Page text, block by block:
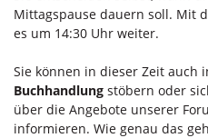
Mittagspause dauern soll. Mit
es um 14:30 Uhr weiter.
Sie können in dieser Zeit auch
Buchhandlung stöbern oder
über die Angebote unserer
informieren. Wie genau das